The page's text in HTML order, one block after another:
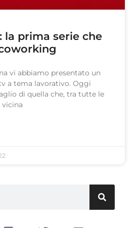
la prima serie che
vi abbiamo presentato un
a tema lavorativo. Oggi
di quella che, tra tutte le
vicina